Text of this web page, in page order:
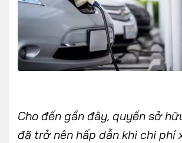
Cho đến gần đây, quyền sở
đã trở nên hấp dẫn khi chi phí